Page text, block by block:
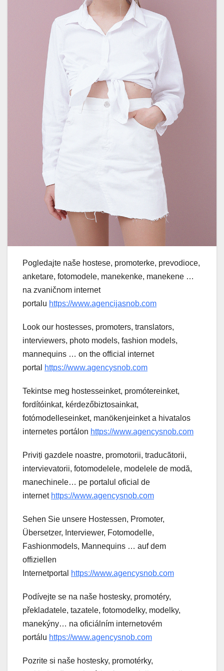
Pogledajte naše hostese, promoterke, prevodioce,
anketare, fotomodele, manekenke, manekene …
na zvaničnom internet
portalu https://www.agencijasnob.com
Look our hostesses, promoters, translators,
interviewers, photo models, fashion models,
mannequins … on the official internet
portal
https://www.agencysnob.com
Tekintse meg hostesseinket, promótereinket,
fordítóinkat, kérdezőbiztosainkat,
fotómodelleseinket, manökenjeinket a hivatalos
internetes portálon https://www.agencysnob.com
Priviți gazdele noastre, promotorii, traducătorii,
intervievatorii, fotomodelele, modelele de modă,
manechinele… pe portalul oficial de
internet https://www.agencysnob.com
Sehen Sie unsere Hostessen, Promoter,
Übersetzer, Interviewer, Fotomodelle,
Fashionmodels, Mannequins … auf dem
offiziellen
Internetportal
https://www.agencysnob.com
Podívejte se na naše hostesky, promotéry,
překladatele, tazatele, fotomodelky, modelky,
manekýny… na oficiálním internetovém
portálu https://www.agencysnob.com
Pozrite si naše hostesky, promotérky,